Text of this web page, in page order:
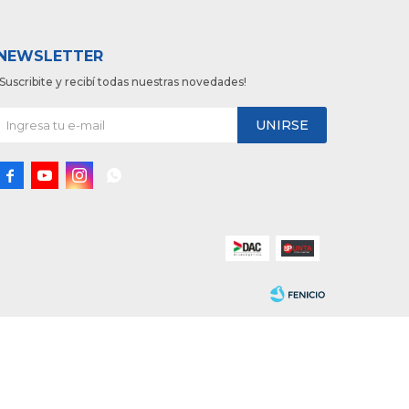
y recibí todas nuestras novedades!
UNIRSE
  